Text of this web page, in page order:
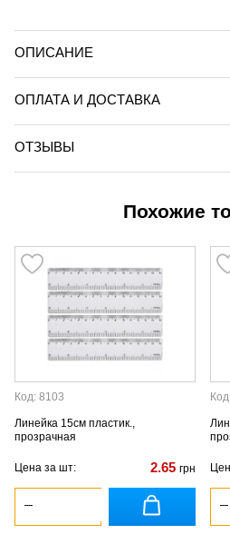
ОПИСАНИЕ
ОПЛАТА И ДОСТАВКА
ОТЗЫВЫ
Похожие
Код: 8103
Линейка 15см пластик.,
прозрачная
Цена за шт: 2.65 грн